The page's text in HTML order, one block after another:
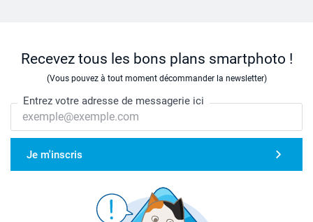
Recevez tous les bons plans smartphoto !
(Vous pouvez à tout moment décommander la newsletter)
Entrez votre adresse de messagerie ici
Je m'inscris